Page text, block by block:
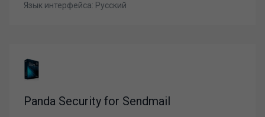
Язык интерфейса: Русский
Panda Security for Sendmail